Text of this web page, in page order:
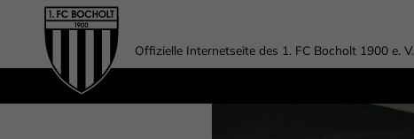
Offizielle Internetseite des 1. FC Bocholt 1900 e. V.